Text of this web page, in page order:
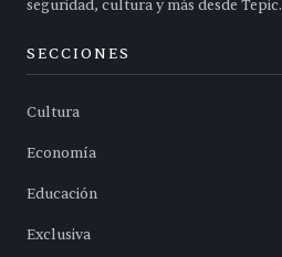
seguridad, cultura y más desde Tepic.
SECCIONES
Cultura
Economía
Educación
Exclusiva